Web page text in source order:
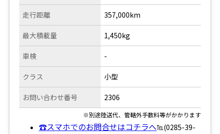
走行距離 357,000km
最大積載量
車検
クラス
お問い合わせ番号
1,450kg
-
小型
2306
※別途陸送代、管轄外手数料等がかかります
☎スマホでのお問合せはコチラへ℡(0285-39-